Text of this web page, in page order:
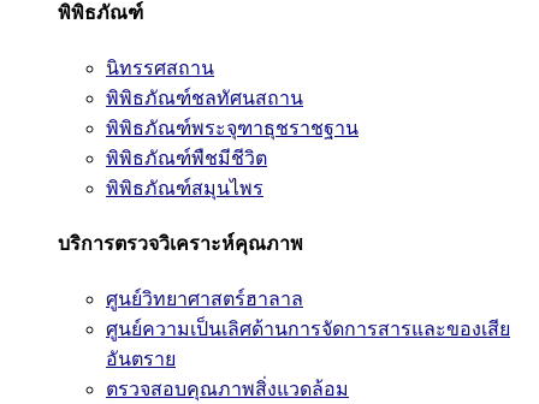
พิพิธภัณฑ์
นิทรรศสถาน
พิพิธภัณฑ์ชลทัศนสถาน
พิพิธภัณฑ์พระจุฑาธุชราชฐาน
พิพิธภัณฑ์พืชมีชีวิต
พิพิธภัณฑ์สมุนไพร
บริการตรวจวิเคราะห์คุณภาพ
ศูนย์วิทยาศาสตร์ฮาลาล
ศูนย์ความเป็นเลิศด้านการจัดการสารและของเสีย
อันตราย
ตรวจสอบคุณภาพสิ่งแวดล้อม